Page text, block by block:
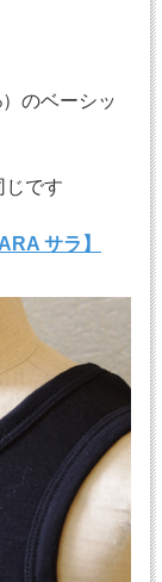
のベーシッ
じです
サラ】